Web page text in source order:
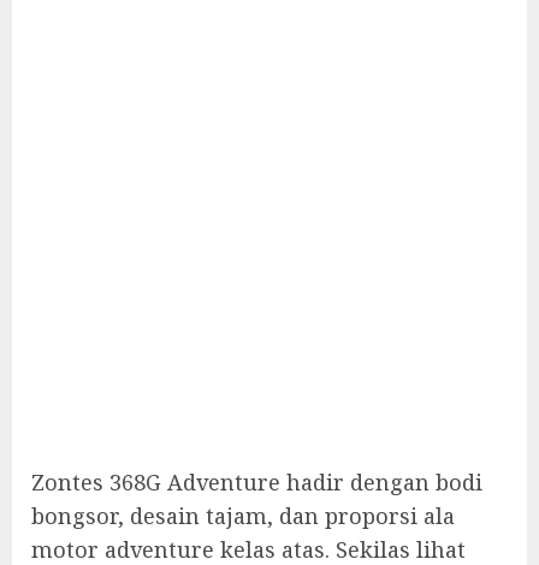
Zontes 368G Adventure hadir dengan bodi
bongsor, desain tajam, dan proporsi ala
motor adventure kelas atas. Sekilas lihat